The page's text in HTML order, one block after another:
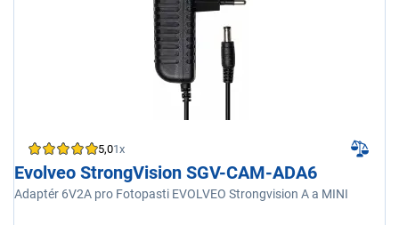
5,01x
Evolveo StrongVision SGV-CAM-ADA6
Adaptér 6V2A pro Fotopasti EVOLVEO Strongvision A a MINI